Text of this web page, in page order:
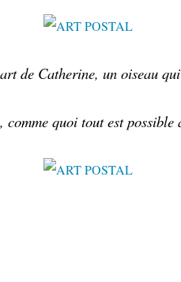
de Catherine, un oiseau
comme quoi tout est possible